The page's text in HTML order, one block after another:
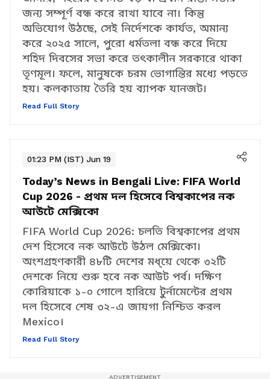
জানায়, শহরের কোনও বড় বা প্রধান রাস্তা সভার
জন্য সম্পূর্ণ বন্ধ করে রাখা যাবে না। কিন্তু
অভিযোগ উঠছে, সেই নির্দেশকে কার্যত, অমান্য
করে ২০২৫ সালে, পুরো ধর্মতলা বন্ধ করে দিয়ে
শহিদ দিবসের সভা করে তৎকালীন সরকারে থাকা
তৃণমূল। ফলে, মানুষকে চরম ভোগান্তির মধ্যে পড়তে
হয়। কলকাতায় তৈরি হয় ব্যাপক যানজট।
01:23 PM (IST) Jun 19
Today’s News in Bengali Live: FIFA World
Cup 2026 - প্রথম দল হিসেবে বিশ্বকাপের নক
আউটে মেক্সিকো
FIFA World Cup 2026: চলতি বিশ্বকাপের প্রথম
দেশ হিসেবে নক আউটে উঠল মেক্সিকো।
অংশগ্রহণকারী ৪৮টি দেশের মধ্য়ে থেকে ৩২টি
দেশকে নিয়ে শুরু হবে নক আউট পর্ব। দক্ষিণ
কোরিয়াকে ১-০ গোলে হারিয়ে টুর্নামেন্টের প্রথম
দল হিসেবে শেষ ৩২-এ জায়গা নিশ্চিত করল
Mexico।